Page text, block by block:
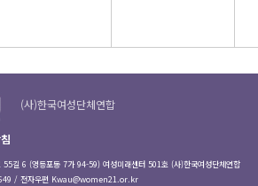
(사)한국여성단체연합
길 6 (영등포동 7가 94-59) 여성미래센터 501호 (사)한국여성단체연합
/ 전자우편 Kwau@women21.or.kr